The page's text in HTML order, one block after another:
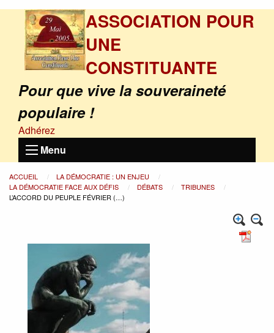
ASSOCIATION POUR
UNE
CONSTITUANTE
Pour que vive la souveraineté
populaire !
Adhérez
Menu
ACCUEIL
LA DÉMOCRATIE : UN ENJEU
LA DÉMOCRATIE FACE AUX DÉFIS
DÉBATS
TRIBUNES
L’ACCORD DU PEUPLE FÉVRIER (…)